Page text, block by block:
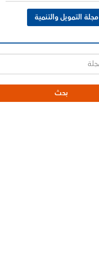
مجلة التمويل والتنمية